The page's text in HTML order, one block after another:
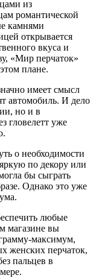
из
романтической
камнями
открывается
вкуса и
«Мир перчаток»
плане.
имеет смысл
автомобиль. И дело
но и в
гловелетт уже
о необходимости
по декору или
бы сыграть
Однако это уже
любые
магазине вы
максимум,
женских перчаток,
пальцев в